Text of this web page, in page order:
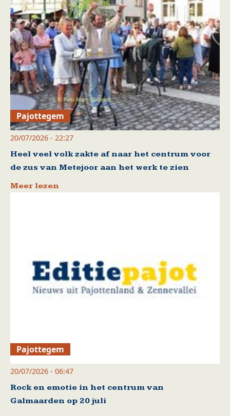
Pajottegem
20/07/2026 - 22:27
Heel veel volk zakte af naar het centrum voor
de zus van Metejoor aan het werk te zien
Meer lezen
Pajottegem
20/07/2026 - 06:47
Rock en emotie in het centrum van
Galmaarden op 20 juli